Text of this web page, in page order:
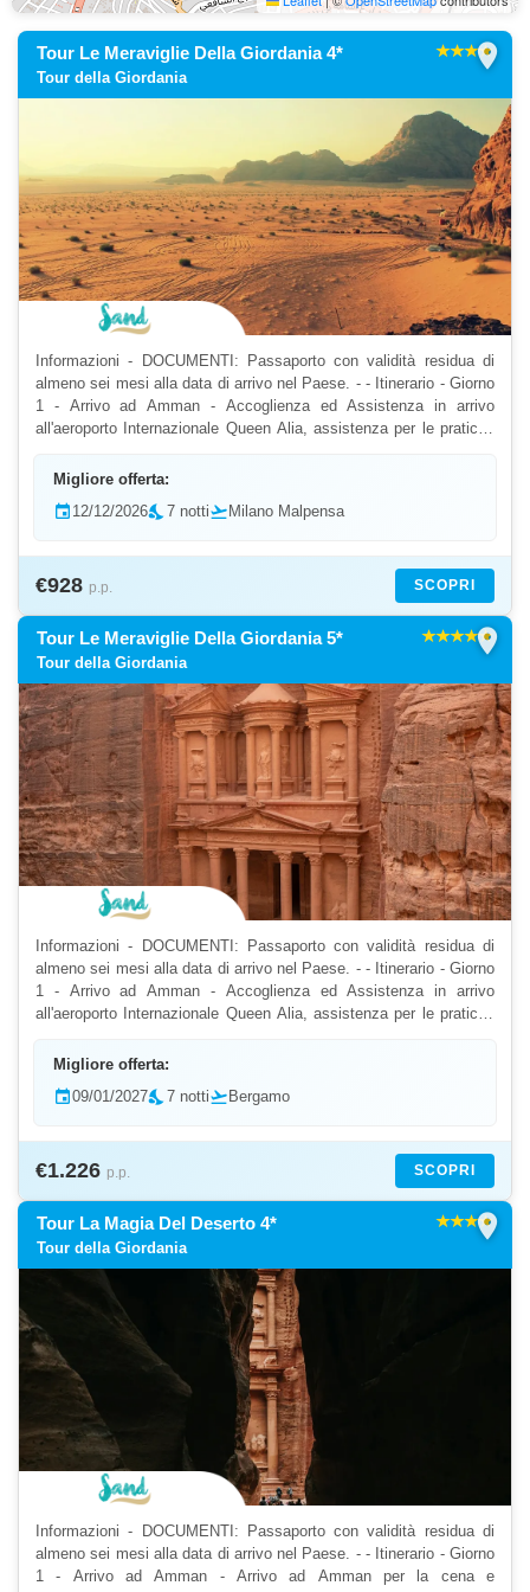
Tour Le Meraviglie Della Giordania 4* location_on
Tour della Giordania
Informazioni - DOCUMENTI: Passaporto con validità residua di
almeno sei mesi alla data di arrivo nel Paese. - - Itinerario - Giorno
1 - Arrivo ad Amman - Accoglienza ed Assistenza in arrivo
all'aeroporto Internazionale Queen Alia, assistenza per le pratiche
Migliore offerta:
event 12/12/2026nights_stay7 nottiflight_takeoff Milano Malpensa
€928 p.p. SCOPRI
Tour Le Meraviglie Della Giordania 5* location_on
Tour della Giordania
Informazioni - DOCUMENTI: Passaporto con validità residua di
almeno sei mesi alla data di arrivo nel Paese. - - Itinerario - Giorno
1 - Arrivo ad Amman - Accoglienza ed Assistenza in arrivo
all'aeroporto Internazionale Queen Alia, assistenza per le pratiche
Migliore offerta:
event09/01/2027nights_stay7 nottiflight_takeoff Bergamo
€1.226 p.p. SCOPRI
Tour La Magia Del Deserto 4* location_on
Tour della Giordania
Informazioni - DOCUMENTI: Passaporto con validità residua di
almeno sei mesi alla data di arrivo nel Paese. - - Itinerario - Giorno
1 - Arrivo ad Amman - Arrivo ad Amman per la cena e